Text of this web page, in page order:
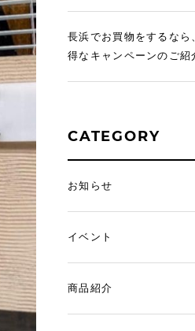
長浜でお買物をするなら
得なキャンペーンのご紹
CATEGORY
お知らせ
イベント
商品紹介